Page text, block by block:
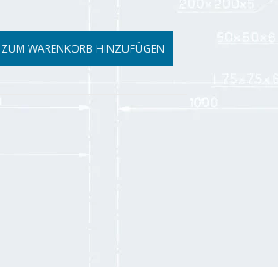
ZUM WARENKORB HINZUFÜGEN